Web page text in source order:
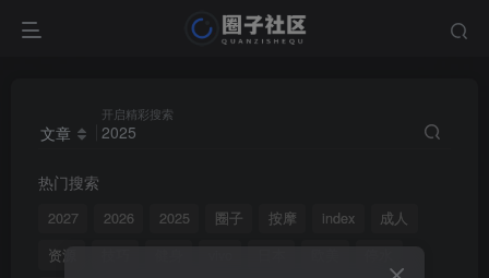
文章
开启精彩搜索
热门搜索
2027 2026 2025 圈子 按摩 index
成人
资源